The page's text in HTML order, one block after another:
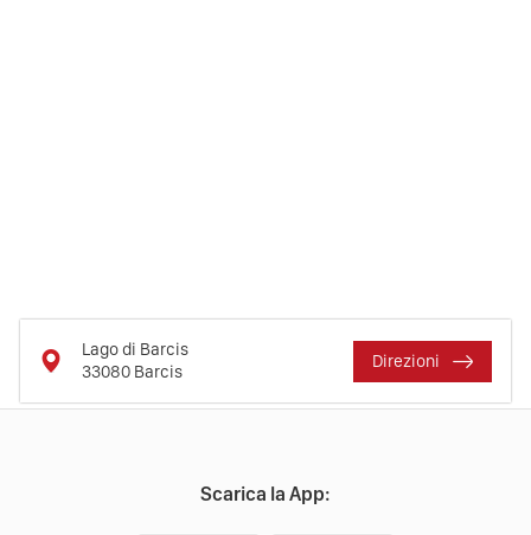
Lago di Barcis
33080 Barcis
Direzioni
Scarica la App: